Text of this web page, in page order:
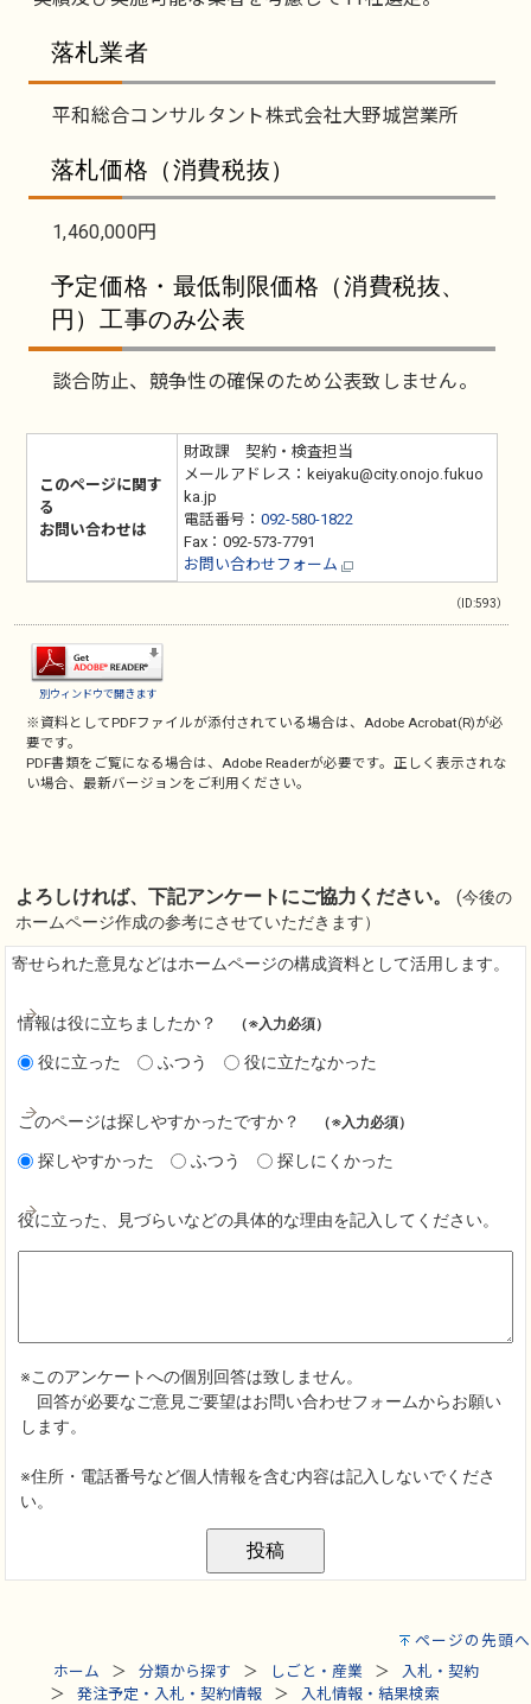
落札業者
平和総合コンサルタント株式会社大野城営業所
落札価格（消費税抜）
1,460,000円
予定価格・最低制限価格（消費税抜、
円）工事のみ公表
談合防止、競争性の確保のため公表致しません。
このページに関す
る
お問い合わせは
財政課 契約・検査担当
メールアドレス：keiyaku@city.onojo.fukuo
ka.jp
電話番号： 092-580-1822
Fax：092-573-7791
お問い合わせフォーム
（ID:593）
別ウィンドウで開きます
※資料としてPDFファイルが添付されている場合は、Adobe Acrobat(R)が必
要です。
PDF書類をご覧になる場合は、Adobe Readerが必要です。正しく表示されな
い場合、最新バージョンをご利用ください。
ページの先頭へ
ホーム
分類から探す しごと・産業
入札・契約
発注予定・入札・契約情報
入札情報・結果検索